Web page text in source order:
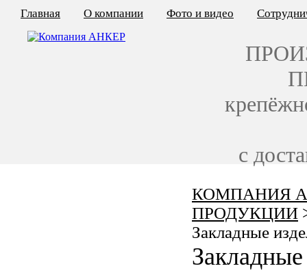
КОМПАНИЯ
ПРОДУКЦИИ
Закладные
Главная О компании Фото и видео
с